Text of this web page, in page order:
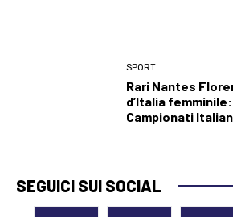
SPORT
Rari Nantes
d’Italia
Campionati
SEGUICI SUI SOCIAL